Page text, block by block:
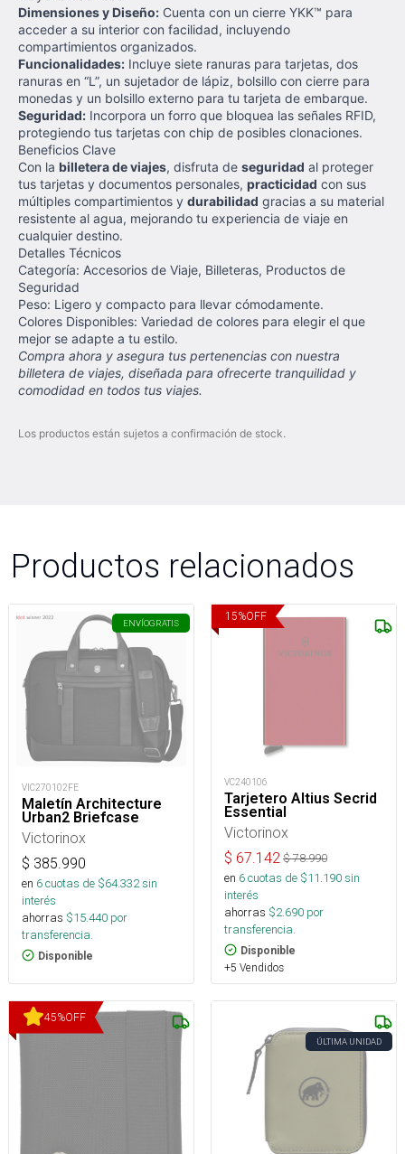
Dimensiones y Diseño: Cuenta con un cierre YKK™ para
acceder a su interior con facilidad, incluyendo
compartimientos organizados.
Funcionalidades: Incluye siete ranuras para tarjetas, dos
ranuras en “L”, un sujetador de lápiz, bolsillo con cierre para
monedas y un bolsillo externo para tu tarjeta de embarque.
Seguridad: Incorpora un forro que bloquea las señales RFID,
protegiendo tus tarjetas con chip de posibles clonaciones.
Beneficios Clave
Con la billetera de viajes, disfruta de seguridad al proteger
tus tarjetas y documentos personales, practicidad con sus
múltiples compartimientos y durabilidad gracias a su material
resistente al agua, mejorando tu experiencia de viaje en
cualquier destino.
Detalles Técnicos
Categoría: Accesorios de Viaje, Billeteras, Productos de
Seguridad
Peso: Ligero y compacto para llevar cómodamente.
Colores Disponibles: Variedad de colores para elegir el que
mejor se adapte a tu estilo.
Compra ahora y asegura tus pertenencias con nuestra
billetera de viajes, diseñada para ofrecerte tranquilidad y
comodidad en todos tus viajes.
Los productos están sujetos a confirmación de stock.
Productos relacionados
ENVÍOGRATIS
VIC270102FE
Maletín Architecture
Urban2 Briefcase
Victorinox
$ 385.990
en 6cuotas de $64.332sin
interés
ahorras $15.440 por
transferencia.
Disponible
15%OFF
VC240106
Tarjetero Altius Secrid
Essential
Victorinox
$ 67.142 $78.990
en 6cuotas de $11.190sin
interés
ahorras $2.690 por
transferencia.
Disponible
+5 Vendidos
45%OFF
ÚLTIMA UNIDAD